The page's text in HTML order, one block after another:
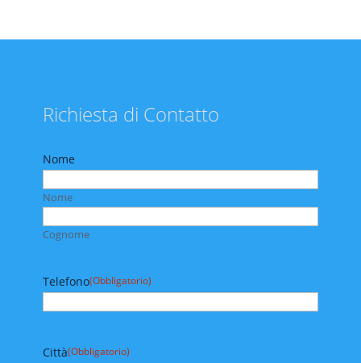
Richiesta di Contatto
Nome
Nome
Cognome
Telefono(Obbligatorio)
Città(Obbligatorio)